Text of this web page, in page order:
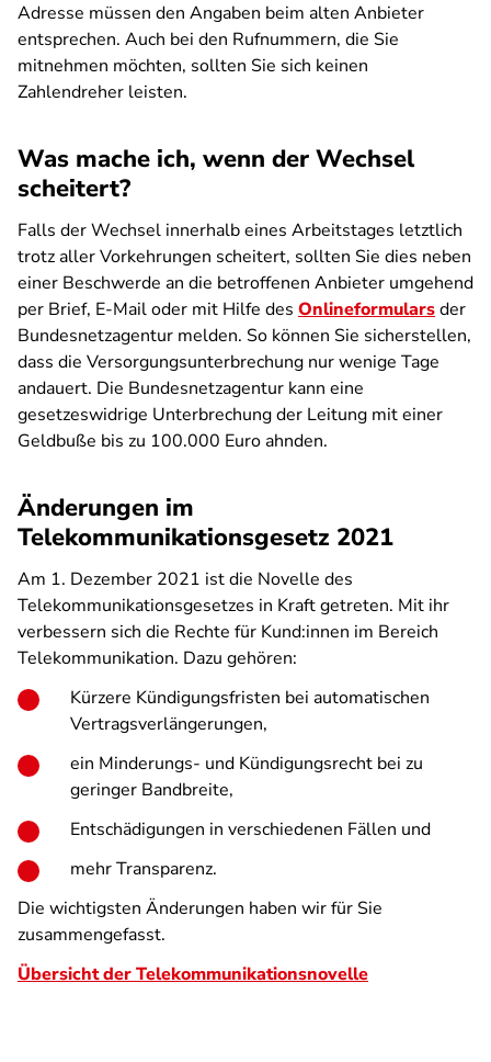
Adresse müssen den Angaben beim alten Anbieter
entsprechen. Auch bei den Rufnummern, die Sie
mitnehmen möchten, sollten Sie sich keinen
Zahlendreher leisten.
Was mache ich, wenn der Wechsel
scheitert?
Falls der Wechsel innerhalb eines Arbeitstages letztlich
trotz aller Vorkehrungen scheitert, sollten Sie dies neben
einer Beschwerde an die betroffenen Anbieter umgehend
per Brief, E-Mail oder mit Hilfe des Onlineformularsder
Bundesnetzagentur melden. So können Sie sicherstellen,
dass die Versorgungsunterbrechung nur wenige Tage
andauert. Die Bundesnetzagentur kann eine
gesetzeswidrige Unterbrechung der Leitung mit einer
Geldbuße bis zu 100.000 Euro ahnden.
Änderungen im
Telekommunikationsgesetz 2021
Am 1. Dezember 2021 ist die Novelle des
Telekommunikationsgesetzes in Kraft getreten. Mit ihr
verbessern sich die Rechte für Kund:innen im Bereich
Telekommunikation. Dazu gehören:
Kürzere Kündigungsfristen bei automatischen
Vertragsverlängerungen,
ein Minderungs- und Kündigungsrecht bei zu
geringer Bandbreite,
Entschädigungen in verschiedenen Fällen und
mehr Transparenz.
Die wichtigsten Änderungen haben wir für Sie
zusammengefasst.
Übersicht der Telekommunikationsnovelle